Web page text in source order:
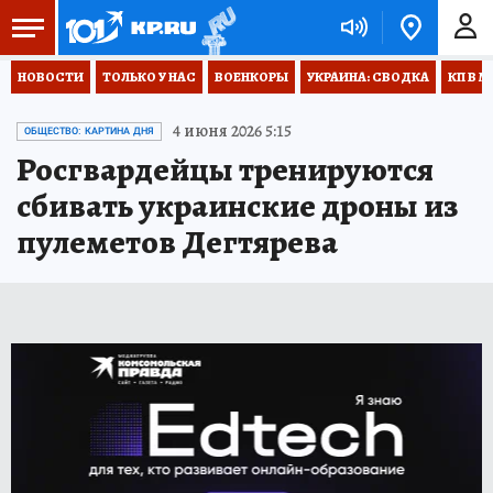
НОВОСТИ ТОЛЬКО У НАС ВОЕНКОРЫ УКРАИНА: СВОДКА КП В
ОБЩЕСТВО: КАРТИНА ДНЯ 4 июня 2026 5:15
Росгвардейцы тренируются
сбивать украинские дроны из
пулеметов Дегтярева